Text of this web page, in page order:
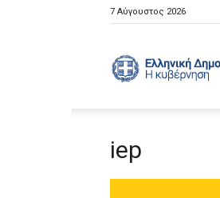
7 Αύγουστος 2026
iep